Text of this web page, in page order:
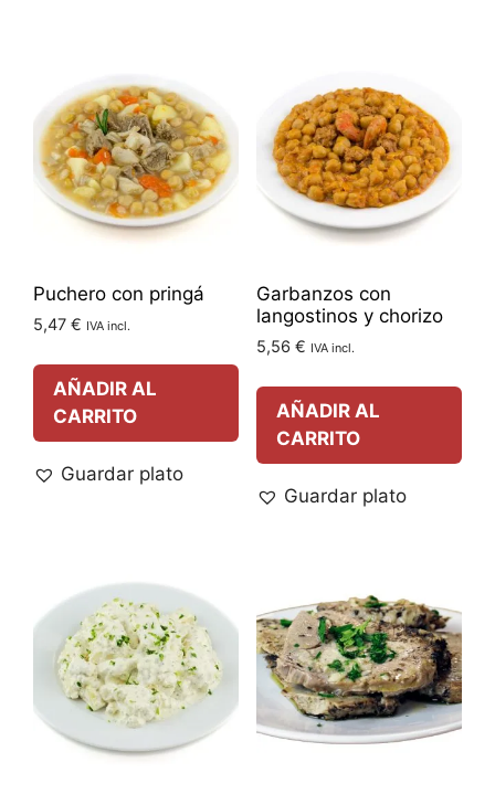
Puchero con pringá
5,47 € IVA incl.
AÑADIR AL
CARRITO
Guardar plato
Garbanzos con
langostinos y chorizo
5,56 € IVA incl.
AÑADIR AL
CARRITO
Guardar plato